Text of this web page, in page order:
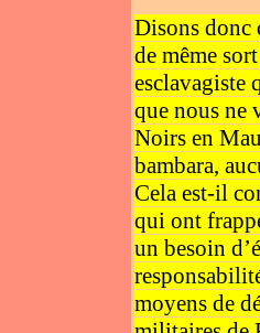
Disons donc
de même
esclavagiste
que nous ne
Noirs en
bambara,
Cela est-il
qui ont
un besoin
moyens de